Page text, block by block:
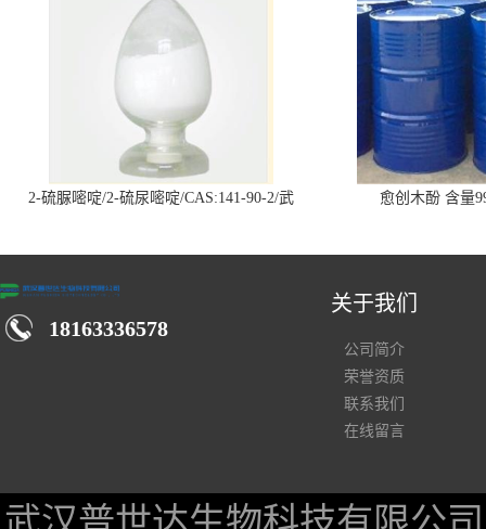
2-硫脲嘧啶/2-硫尿嘧啶/CAS:141-90-2/武
愈创木酚 含量
18163336578
关于我们
公司简介
荣誉资质
联系我们
在线留言